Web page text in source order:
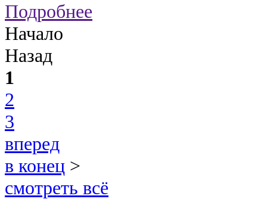
Подробнее
Начало
Назад
1
2
3
вперед
в конец >
смотреть всё